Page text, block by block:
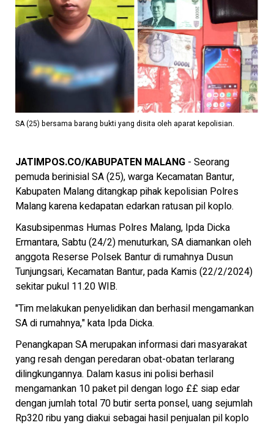
SA (25) bersama barang bukti yang disita oleh aparat kepolisian.
JATIMPOS.CO/KABUPATEN MALANG - Seorang
pemuda berinisial SA (25), warga Kecamatan Bantur,
Kabupaten Malang ditangkap pihak kepolisian Polres
Malang karena kedapatan edarkan ratusan pil koplo.
Kasubsipenmas Humas Polres Malang, Ipda Dicka
Ermantara, Sabtu (24/2) menuturkan, SA diamankan oleh
anggota Reserse Polsek Bantur di rumahnya Dusun
Tunjungsari, Kecamatan Bantur, pada Kamis (22/2/2024)
sekitar pukul 11.20 WIB.
"Tim melakukan penyelidikan dan berhasil mengamankan
SA di rumahnya," kata Ipda Dicka.
Penangkapan SA merupakan informasi dari masyarakat
yang resah dengan peredaran obat-obatan terlarang
dilingkungannya. Dalam kasus ini polisi berhasil
mengamankan 10 paket pil dengan logo ££ siap edar
dengan jumlah total 70 butir serta ponsel, uang sejumlah
Rp320 ribu yang diakui sebagai hasil penjualan pil koplo